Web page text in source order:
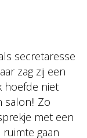
secretaresse
zag zij een
hoefde niet
salon!! Zo
met een
gaan